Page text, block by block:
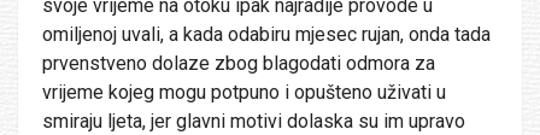
svoje vrijeme na otoku ipak najradije provode u
omiljenoj uvali, a kada odabiru mjesec rujan, onda tada
prvenstveno dolaze zbog blagodati odmora za
vrijeme kojeg mogu potpuno i opušteno uživati u
smiraju ljeta, jer glavni motivi dolaska su im upravo